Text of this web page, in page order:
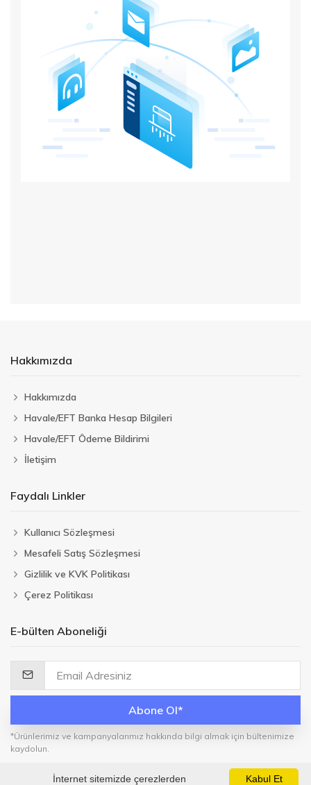
Hakkımızda
Hakkımızda
Havale/EFT Banka Hesap Bilgileri
Havale/EFT Ödeme Bildirimi
İletişim
Faydalı Linkler
Kullanıcı Sözleşmesi
Mesafeli Satış Sözleşmesi
Gizlilik ve KVK Politikası
Çerez Politikası
E-bülten Aboneliği
Abone Ol*
*Ürünlerimiz ve kampanyalarımız hakkında bilgi almak için bültenimize
kaydolun.
Kabul Et
İnternet sitemizde çerezlerden